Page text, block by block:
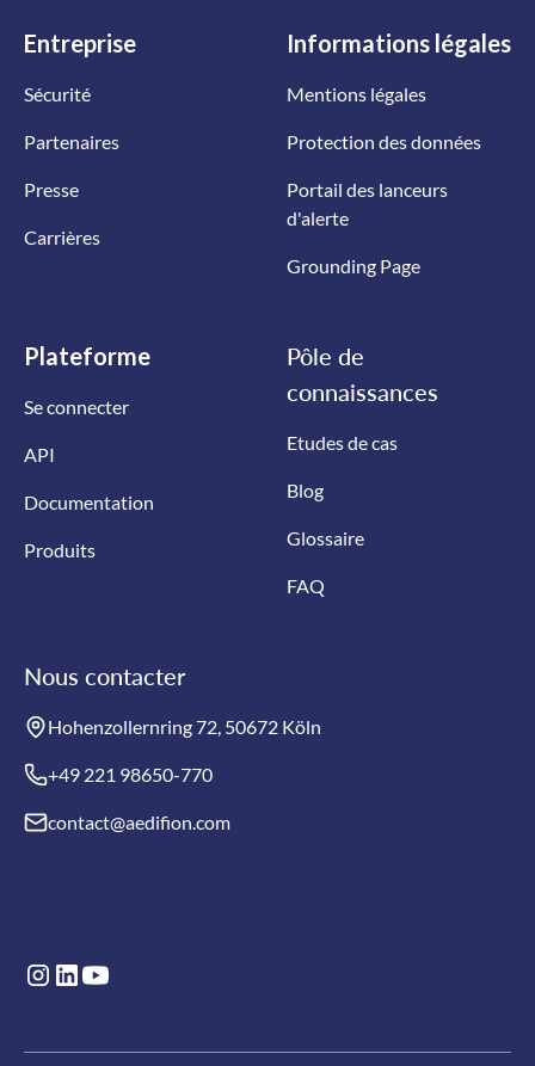
Entreprise
Sécurité
Partenaires
Presse
Carrières
Informations légales
Mentions légales
Protection des données
Portail des lanceurs
d'alerte
Grounding Page
Plateforme
Se connecter
API
Documentation
Produits
Pôle de
connaissances
Etudes de cas
Blog
Glossaire
FAQ
Nous contacter
Hohenzollernring 72, 50672 Köln
+49 221 98650-770
contact@aedifion.com